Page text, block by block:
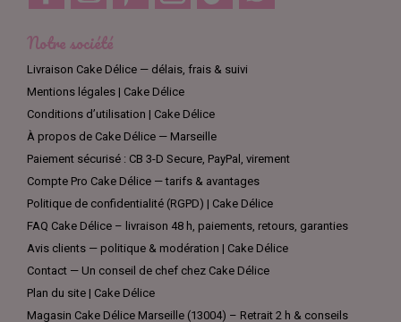
Notre société
Livraison Cake Délice — délais, frais & suivi
Mentions légales | Cake Délice
Conditions d’utilisation | Cake Délice
À propos de Cake Délice — Marseille
Paiement sécurisé : CB 3-D Secure, PayPal, virement
Compte Pro Cake Délice — tarifs & avantages
Politique de confidentialité (RGPD) | Cake Délice
FAQ Cake Délice – livraison 48 h, paiements, retours, garanties
Avis clients — politique & modération | Cake Délice
Contact — Un conseil de chef chez Cake Délice
Plan du site | Cake Délice
Magasin Cake Délice Marseille (13004) – Retrait 2 h & conseils